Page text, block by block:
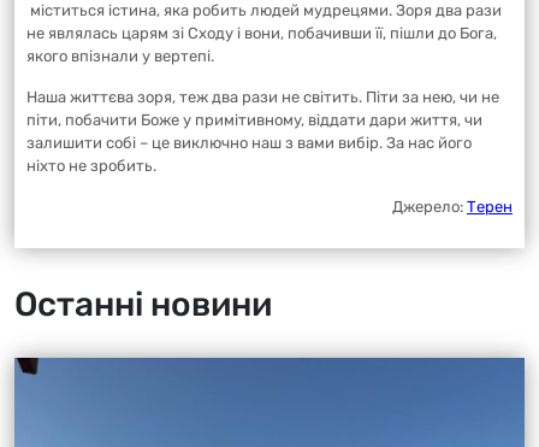
міститься істина, яка робить людей мудрецями. Зоря два рази
не являлась царям зі Сходу і вони, побачивши її, пішли до Бога,
якого впізнали у вертепі.
Наша життєва зоря, теж два рази не світить. Піти за нею, чи не
піти, побачити Боже у примітивному, віддати дари життя, чи
залишити собі – це виключно наш з вами вибір. За нас його
ніхто не зробить.
Джерело: Терен
Останні новини